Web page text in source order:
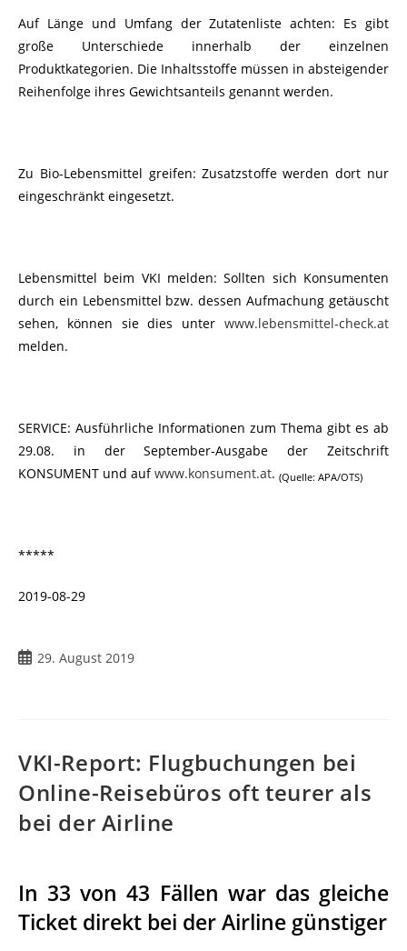
Auf Länge und Umfang der Zutatenliste achten: Es gibt
große Unterschiede innerhalb der einzelnen
Produktkategorien. Die Inhaltsstoffe müssen in absteigender
Reihenfolge ihres Gewichtsanteils genannt werden.
Zu Bio-Lebensmittel greifen: Zusatzstoffe werden dort nur
eingeschränkt eingesetzt.
Lebensmittel beim VKI melden: Sollten sich Konsumenten
durch ein Lebensmittel bzw. dessen Aufmachung getäuscht
sehen, können sie dies unter www.lebensmittel-check.at
melden.
SERVICE: Ausführliche Informationen zum Thema gibt es ab
29.08. in der September-Ausgabe der Zeitschrift
KONSUMENT und aufwww.konsument.at. (Quelle: APA/OTS)
*****
2019-08-29
29. August 2019
VKI-Report: Flugbuchungen bei
Online-Reisebüros oft teurer als
bei der Airline
In 33 von 43 Fällen war das gleiche
Ticket direkt bei der Airline günstiger